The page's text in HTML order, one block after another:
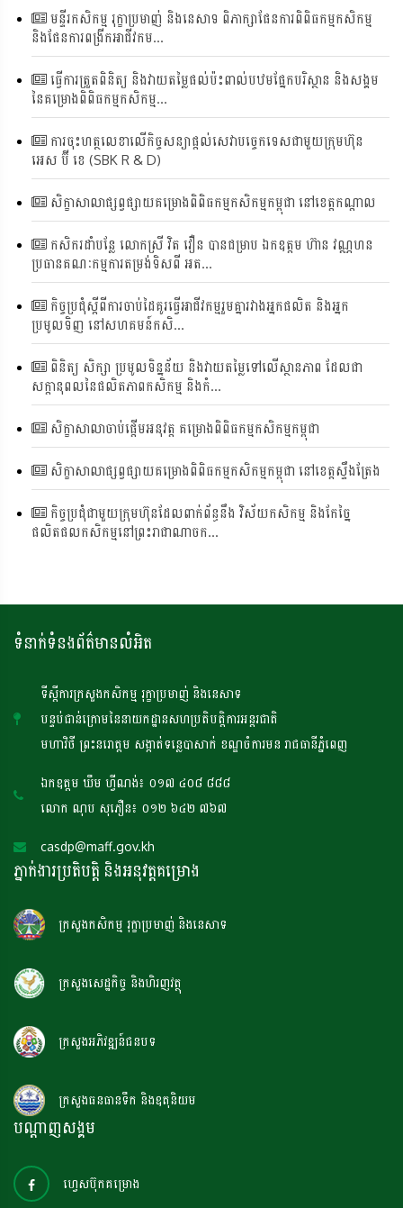
មន្ទីរកសិកម្ម រុក្ខាប្រមាញ់ និងនេសាទ ពិភាក្សាផែនការពិពិធកម្មកសិកម្ម
និងផែនការពង្រីកអាជីវកម...
ធ្វើការត្រួតពិនិត្យ និងវាយតម្លៃផល់ប៉ះពាល់បឋមផ្នែកបរិស្ថាន និងសង្គម
នៃគម្រោងពិពិធកម្មកសិកម្ម...
ការចុះហត្ថលេខាលើកិច្ចសន្យាផ្តល់សេវាបច្ចេកទេសជាមួយក្រុមហ៊ុន
អេស ប៊ី ខេ (SBK R & D)
សិក្ខាសាលាផ្សព្វផ្សាយគម្រោងពិពិធកម្មកសិកម្មកម្ពុជា នៅខេត្តកណ្តាល
កសិករដាំបន្លែ លោកស្រី វិត វឿន បានជម្រាប ឯកឧត្តម ហ៊ាន វណ្ណហន
ប្រធានគណៈកម្មការតម្រង់ទិសពី អត...
កិច្ចប្រជុំស្តីពីការចាប់ដៃគូរធ្វើអាជីវកម្មរួមគ្នារវាងអ្នកផលិត និងអ្នក
ប្រមូលទិញ នៅសហគមន៍កសិ...
ពិនិត្យ សិក្សា ប្រមូលទិន្នន័យ និងវាយតម្លៃទៅលើស្ថានភាព ដែលជា
សក្តានុពលនៃផលិតភាពកសិកម្ម និងកំ...
សិក្ខាសាលាចាប់ផ្តើមអនុវត្ត គម្រោងពិពិធកម្មកសិកម្មកម្ពុជា
សិក្ខាសាលាផ្សព្វផ្សាយគម្រោងពិពិធកម្មកសិកម្មកម្ពុជា នៅខេត្តស្ទឹងត្រែង
កិច្ចប្រជុំជាមួយក្រុមហ៊ុនដែលពាក់ព័ន្ធនឹង វិស័យកសិកម្ម និងកែច្នៃ
ផលិតផលកសិកម្មនៅព្រះរាជាណាចក...
ទំនាក់ទំនងព័ត៌មានលំអិត
ទីស្តីការក្រសួងកសិកម្ម រុក្ខាប្រមាញ់ និងនេសាទ
បន្ទប់ជាន់ក្រោមនៃនាយកដ្ឋានសហប្រតិបត្តិការអន្តរជាតិ
មហាវិថី ព្រះនរោត្តម សង្កាត់ទន្លេបាសាក់ ខណ្ឌចំការមន រាជធានីភ្នំពេញ
ឯកឧត្តម ឃឹម ហ្វីណង់៖ ០១៧ ៤០៨ ៨៨៨
លោក ណុប សុភឿន៖ ០១២ ៦៤២ ៧៦៧
casdp@maff.gov.kh
ភ្នាក់ងារប្រតិបត្តិ និងអនុវត្តគម្រោង
ក្រសួងកសិកម្ម រុក្ខាប្រមាញ់ និងនេសាទ
ក្រសួងសេដ្ឋកិច្ច និងហិរញវត្ថុ
ក្រសួងអភិវឌ្ឍន៍ជនបទ
ក្រសួងធនធានទឹក និងឧតុនិយម
បណ្តាញសង្គម
ហ្វេសប៊ុកគម្រោង